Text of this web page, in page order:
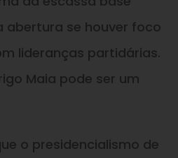
abertura se houver foco
lideranças partidárias.
Maia pode ser um
o presidencialismo de